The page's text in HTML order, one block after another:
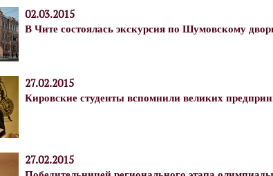
02.03.2015
В Чите состоялась экскурсия по Шумовскому
27.02.2015
Кировские студенты вспомнили великих
27.02.2015